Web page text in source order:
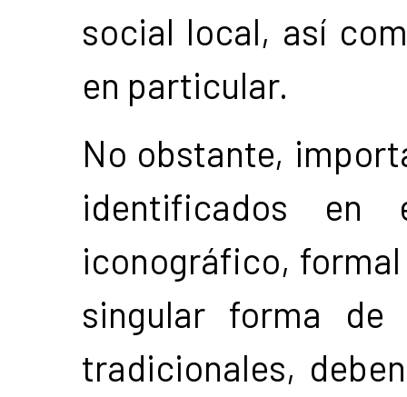
social local, así
en particular.
No obstante,
identificados
iconográfico, formal
singular forma
tradicionales,